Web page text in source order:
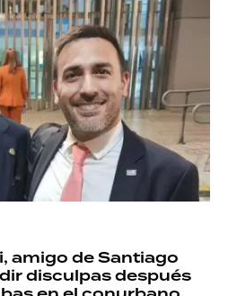
amigo de Santiago
disculpas después